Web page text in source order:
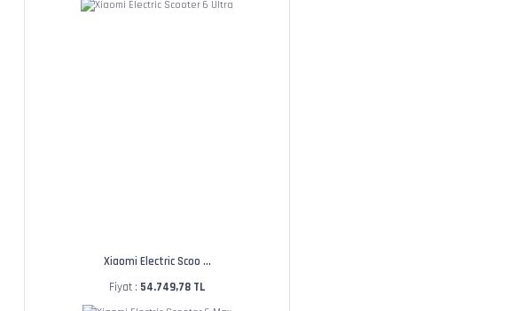
Xiaomi Electric Scoo ...
Fiyat : 54.749,78 TL